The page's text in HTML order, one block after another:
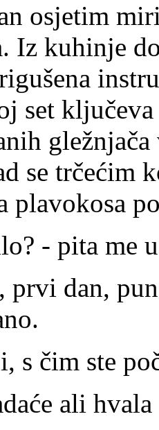
osjetim
Iz kuhinje
set
gležnjača
se trčećim
plavokosa
- pita me
prvi dan,
s čim ste
ali